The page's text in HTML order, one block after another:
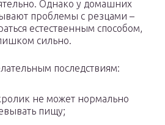
Однако у домашних
проблемы с резцами –
естественным способом,
сильно.
последствиям:
не может нормально
пищу;